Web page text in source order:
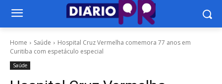
Home Saúde
Hospital Cruz Vermelha comemora 77 anos em
Curitiba com espetáculo especial
Saúde